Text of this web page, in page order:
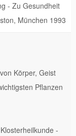
- Zu Gesundheit
München 1993
Körper, Geist
Pflanzen
-